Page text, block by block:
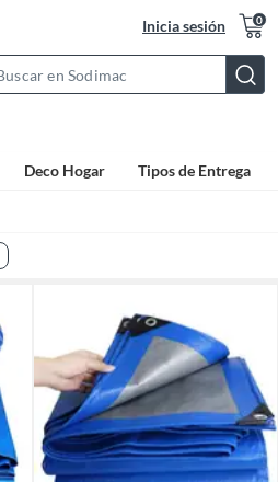
Inicia sesión 0
Bar
Deco Hogar Tipos de Entrega